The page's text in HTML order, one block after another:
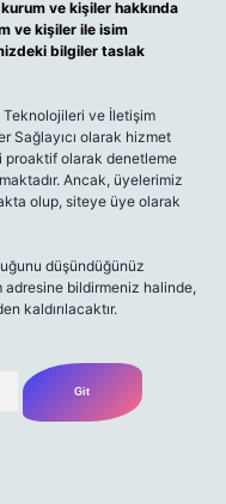
ve kişiler hakkında
ve kişiler ile isim
bilgiler taslak
Teknolojileri ve İletişim
Sağlayıcı olarak hizmet
proaktif olarak denetleme
Ancak, üyelerimiz
olup, siteye üye olarak
düşündüğünüz
adresine bildirmeniz halinde,
kaldırılacaktır.